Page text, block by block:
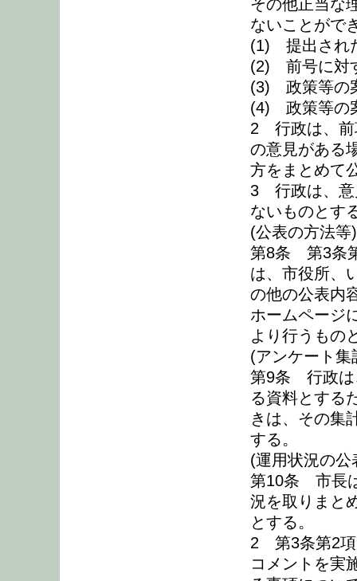
その他正当な
ないことがで
(1) 提出され
(2) 前号に対
(3) 政策等の
(4) 政策等の
2 行政は、前
の意見がある
方をまとめて
3 行政は、意
ないものとす
(公表の方法等)
第8条 第3条
は、市役所、
の他の公表内
ホームページ
より行うもの
(アンケート
第9条 行政は
る資料とする
きは、その集
する。
(運用状況の公
第10条 市長
況を取りまと
とする。
2 第3条第2項
コメントを実